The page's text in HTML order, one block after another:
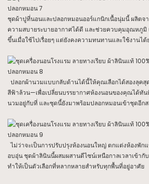
ชุดผ้าปูที่นอนและปลอกหมอนออร์แกนิกเนื้อนุ่มนี้ ผลิตจ
ความสบายระบายอากาศได้ดี และช่วยควบคุมอุณหภูมิ
ขึ้นเมื่อใช้ไปเรื่อยๆ แต่ยังคงความทนทานและใช้งานไ
ปลอกผ้านวมแบบกลับด้านได้นี้ให้คุณเลือกได้สองลุค
สีฟ้าล้วน—เพื่อเปลี่ยนบรรยากาศห้องนอนของคุณได้ทั
นวมอยู่กับที่ และชุดนี้ยังมาพร้อมปลอกหมอนเข้าชุดอีกส
ไม่ว่าจะเป็นการปรับปรุงห้องนอนใหญ่ ตกแต่งห้องพัก
อบอุ่น ชุดผ้าลินินนี้ผสมผสานดีไซน์เหนือกาลเวลาเข้ากั
ทำให้เป็นตัวเลือกที่หลากหลายสำหรับทุกพื้นที่อยู่อาศัย